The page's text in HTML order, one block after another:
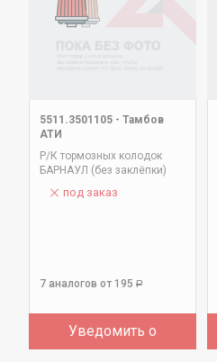
5511.3501105 - Тамбов
АТИ
Р/К тормозных колодок
БАРНАУЛ (без заклёпки)
под заказ
7 аналогов от 195 Р
Уведомить о